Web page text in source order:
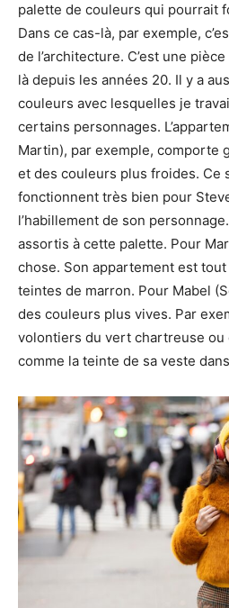
palette de couleurs qui pourrait
Dans ce cas-là, par exemple,
de l’architecture. C’est une
là depuis les années 20. Il y a
couleurs avec lesquelles je
certains personnages.
Martin), par exemple, comporte
et des couleurs plus froides. Ce
fonctionnent très bien pour
l’habillement de son
assortis à cette palette. Pour
chose. Son appartement est
teintes de marron. Pour Mabel
des couleurs plus vives. Par
volontiers du vert chartreuse ou
comme la teinte de sa veste